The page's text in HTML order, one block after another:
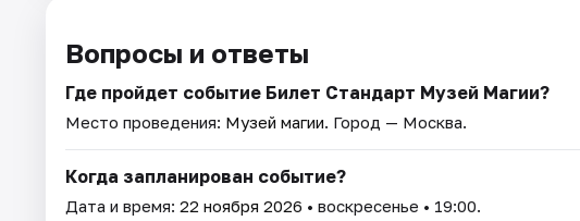
Вопросы и ответы
Где пройдет событие Билет Стандарт Музей Магии?
Место проведения: Музей магии. Город — Москва.
Когда запланирован событие?
Дата и время: 22 ноября 2026 • воскресенье • 19:00.